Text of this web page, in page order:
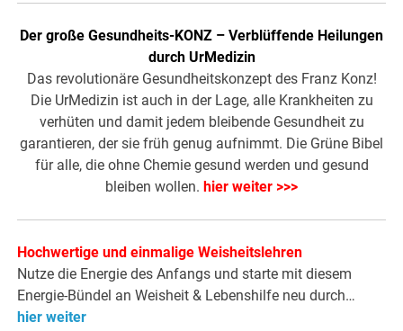
Der große Gesundheits-KONZ – Verblüffende Heilungen
durch UrMedizin
Das revolutionäre Gesundheitskonzept des Franz Konz!
Die UrMedizin ist auch in der Lage, alle Krankheiten zu
verhüten und damit jedem bleibende Gesundheit zu
garantieren, der sie früh genug aufnimmt. Die Grüne Bibel
für alle, die ohne Chemie gesund werden und gesund
bleiben wollen. hier weiter >>>
Hochwertige und einmalige Weisheitslehren
Nutze die Energie des Anfangs und starte mit diesem
Energie-Bündel an Weisheit & Lebenshilfe neu durch…
hier weiter